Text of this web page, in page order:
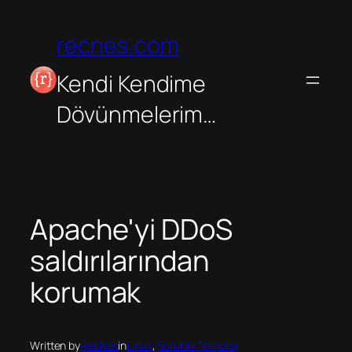
recnes.com
Kendi Kendime
Dövünmelerim…
Apache'yi DDoS
saldırılarından
korumak
Written byRecNesinLinux, Sorunlu Teknoloji